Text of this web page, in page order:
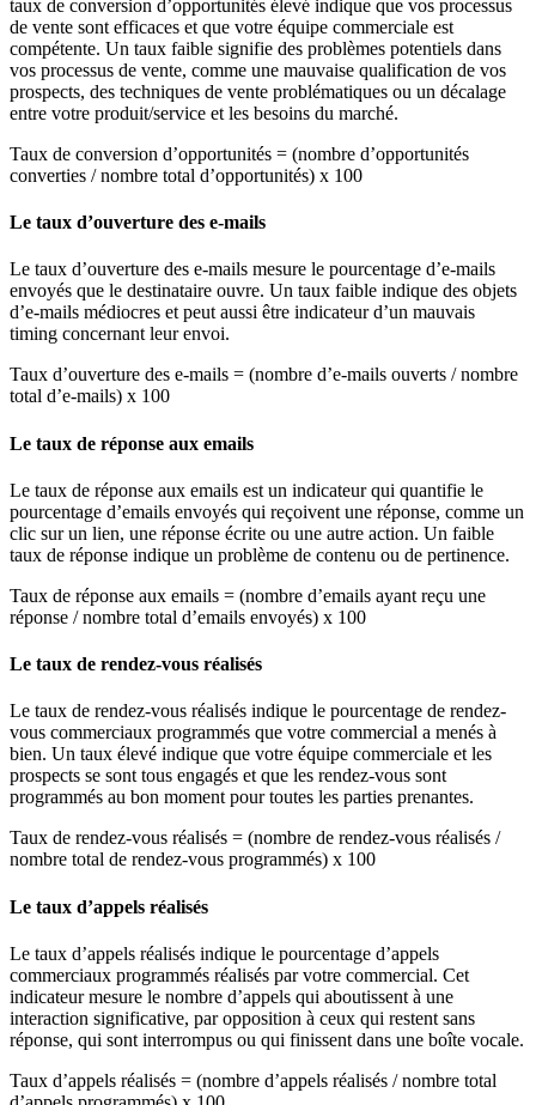
taux de conversion d’opportunités élevé indique que vos processus
de vente sont efficaces et que votre équipe commerciale est
compétente. Un taux faible signifie des problèmes potentiels dans
vos processus de vente, comme une mauvaise qualification de vos
prospects, des techniques de vente problématiques ou un décalage
entre votre produit/service et les besoins du marché.
Taux de conversion d’opportunités = (nombre d’opportunités
converties / nombre total d’opportunités) x 100
Le taux d’ouverture des e-mails
Le taux d’ouverture des e-mails mesure le pourcentage d’e-mails
envoyés que le destinataire ouvre. Un taux faible indique des objets
d’e-mails médiocres et peut aussi être indicateur d’un mauvais
timing concernant leur envoi.
Taux d’ouverture des e-mails = (nombre d’e-mails ouverts / nombre
total d’e-mails) x 100
Le taux de réponse aux emails
Le taux de réponse aux emails est un indicateur qui quantifie le
pourcentage d’emails envoyés qui reçoivent une réponse, comme un
clic sur un lien, une réponse écrite ou une autre action. Un faible
taux de réponse indique un problème de contenu ou de pertinence.
Taux de réponse aux emails = (nombre d’emails ayant reçu une
réponse / nombre total d’emails envoyés) x 100
Le taux de rendez-vous réalisés
Le taux de rendez-vous réalisés indique le pourcentage de rendez-
vous commerciaux programmés que votre commercial a menés à
bien. Un taux élevé indique que votre équipe commerciale et les
prospects se sont tous engagés et que les rendez-vous sont
programmés au bon moment pour toutes les parties prenantes.
Taux de rendez-vous réalisés = (nombre de rendez-vous réalisés /
nombre total de rendez-vous programmés) x 100
Le taux d’appels réalisés
Le taux d’appels réalisés indique le pourcentage d’appels
commerciaux programmés réalisés par votre commercial. Cet
indicateur mesure le nombre d’appels qui aboutissent à une
interaction significative, par opposition à ceux qui restent sans
réponse, qui sont interrompus ou qui finissent dans une boîte vocale.
Taux d’appels réalisés = (nombre d’appels réalisés / nombre total